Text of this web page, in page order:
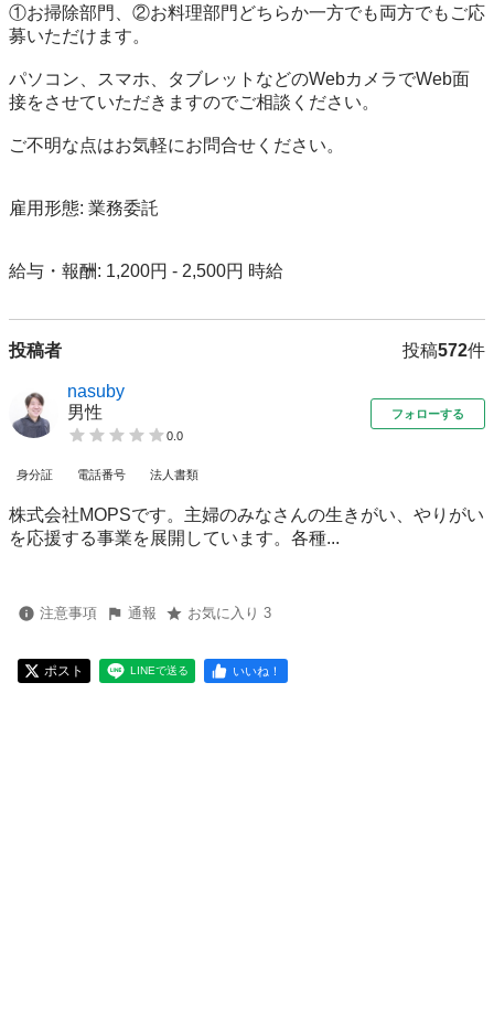
①お掃除部門、②お料理部門どちらか一方でも両方でもご応
募いただけます。
パソコン、スマホ、タブレットなどのWebカメラでWeb面
接をさせていただきますのでご相談ください。
ご不明な点はお気軽にお問合せください。
雇用形態: 業務委託
給与・報酬: 1,200円 - 2,500円 時給
投稿者 投稿572件
nasuby
男性
0.0
フォローする
身分証 電話番号 法人書類
株式会社MOPSです。主婦のみなさんの生きがい、やりがい
を応援する事業を展開しています。各種...
注意事項 通報 お気に入り 3
ポスト LINEで送る いいね！